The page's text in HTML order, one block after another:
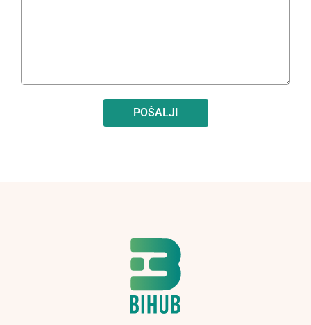
POŠALJI